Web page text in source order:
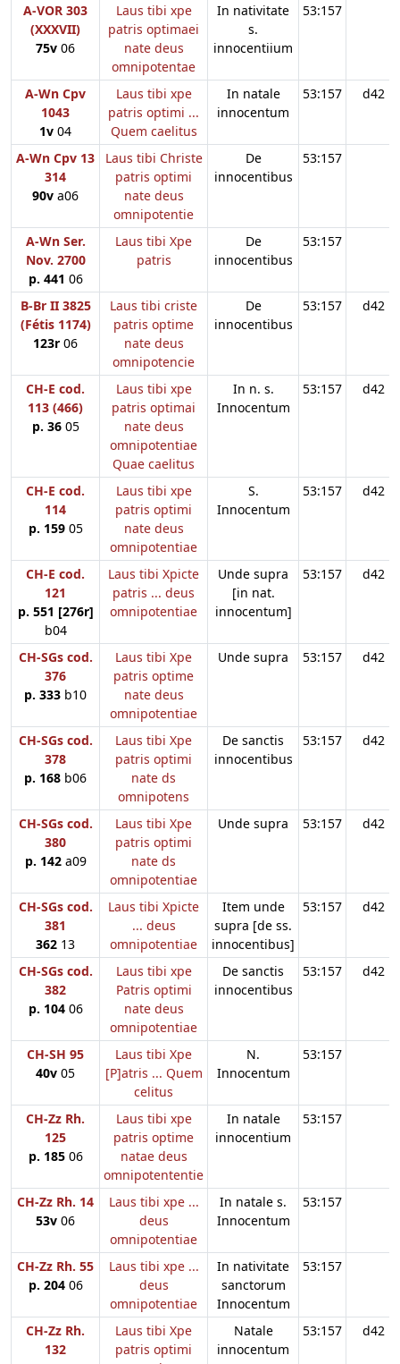
A-VOR 303
(XXXVII)
75v 06
Laus tibi xpe
patris optimaei
nate deus
omnipotentae
In nativitate
s.
innocentiium
53:157
A-Wn Cpv
1043
1v 04
Laus tibi xpe
patris optimi ...
Quem caelitus
In natale
innocentum
53:157 d42
A-Wn Cpv 13
314
90v a06
Laus tibi Christe
patris optimi
nate deus
omnipotentie
De
innocentibus
53:157
A-Wn Ser.
Nov. 2700
p. 441 06
Laus tibi Xpe
patris
De
innocentibus
53:157
B-Br II 3825
(Fétis 1174)
123r 06
Laus tibi criste
patris optime
nate deus
omnipotencie
De
innocentibus
53:157 d42
CH-E cod.
113 (466)
p. 3605
Laus tibi xpe
patris optimai
nate deus
omnipotentiae
Quae caelitus
In n. s.
Innocentum
53:157 d42
CH-E cod.
114
p. 15905
Laus tibi xpe
patris optimi
nate deus
omnipotentiae
S.
Innocentum
53:157 d42
CH-E cod.
121
p. 551 [276r]
b04
Laus tibi Xpicte
patris ... deus
omnipotentiae
Unde supra
[in nat.
innocentum]
53:157 d42
CH-SGs cod.
376
p. 333 b10
Laus tibi Xpe
patris optime
nate deus
omnipotentiae
Unde supra 53:157 d42
CH-SGs cod.
378
p. 168 b06
Laus tibi Xpe
patris optimi
nate ds
omnipotens
De sanctis
innocentibus
53:157 d42
CH-SGs cod.
380
p. 142a09
Laus tibi Xpe
patris optimi
nate ds
omnipotentiae
Unde supra 53:157 d42
CH-SGs cod.
381
362 13
Laus tibi Xpicte
... deus
omnipotentiae
Item unde
supra [de ss.
innocentibus]
53:157 d42
CH-SGs cod.
382
p. 10406
Laus tibi xpe
Patris optimi
nate deus
omnipotentiae
De sanctis
innocentibus
53:157 d42
CH-SH 95
40v 05
Laus tibi Xpe
[P]atris ... Quem
celitus
N.
Innocentum
53:157
CH-Zz Rh.
125
p. 18506
Laus tibi xpe
patris optime
natae deus
omnipotententie
In natale
innocentium
53:157
CH-Zz Rh. 14
53v 06
Laus tibi xpe ...
deus
omnipotentiae
In natale s.
Innocentum
53:157
CH-Zz Rh. 55
p. 20406
Laus tibi xpe ...
deus
omnipotentiae
In nativitate
sanctorum
Innocentum
53:157
CH-Zz Rh.
132
Laus tibi Xpe
patris optimi
Natale
innocentum
53:157 d42